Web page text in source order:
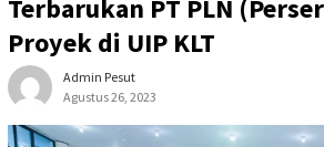
Terbarukan PT PLN
Proyek di UIP KLT
Admin Pesut
Agustus 26, 2023